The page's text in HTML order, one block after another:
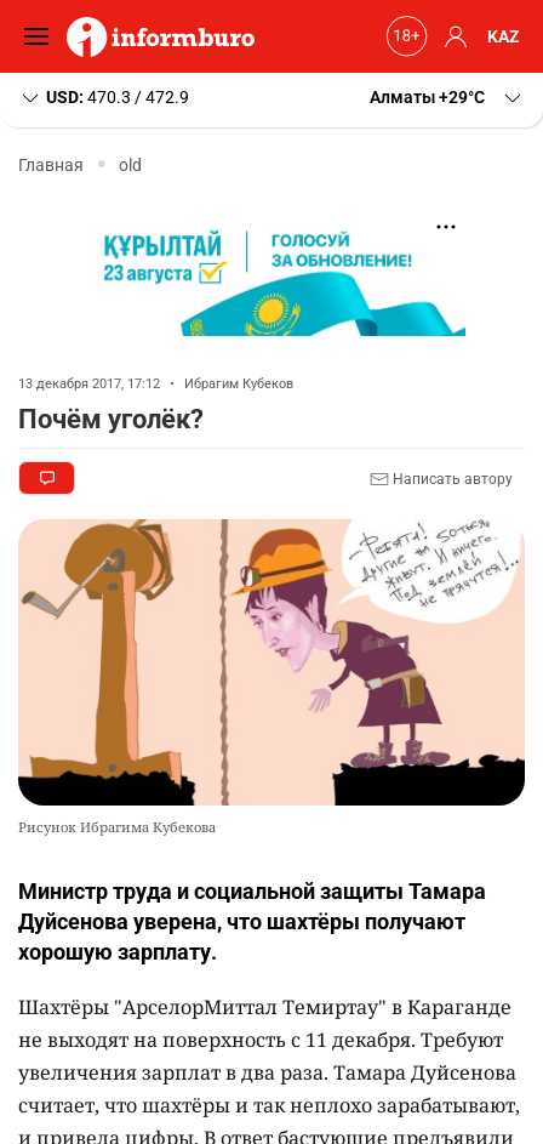
KAZ
USD: 470.3 / 472.9 Алматы+29 C
Главная old
13 декабря 2017, 17:12 • Ибрагим Кубеков
Почём уголёк?
Написать автору
Рисунок Ибрагима Кубекова
Министр труда и социальной защиты Тамара
Дуйсенова уверена, что шахтёры получают
хорошую зарплату.
Шахтёры "АрселорМиттал Темиртау" в Караганде
не выходят на поверхность с 11 декабря. Требуют
увеличения зарплат в два раза. Тамара Дуйсенова
считает, что шахтёры и так неплохо зарабатывают,
и привела цифры. В ответ бастующие предъявили